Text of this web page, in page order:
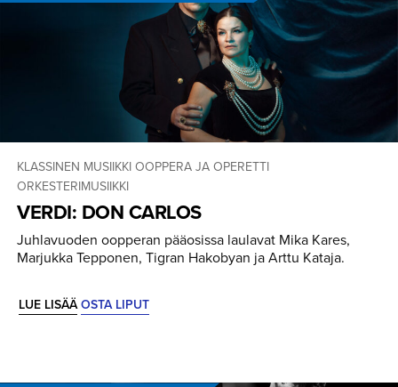
KLASSINEN MUSIIKKIOOPPERA JA OPERETTI
ORKESTERIMUSIIKKI
VERDI: DON CARLOS
Juhlavuoden oopperan pääosissa laulavat Mika Kares,
Marjukka Tepponen, Tigran Hakobyan ja Arttu Kataja.
LUE LISÄÄOSTA LIPUT